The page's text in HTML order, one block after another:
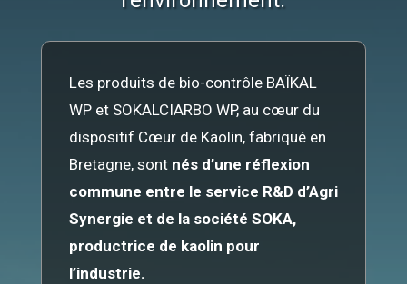
Les produits de bio-contrôle BAÏKAL
WP et SOKALCIARBO WP, au cœur du
dispositif Cœur de Kaolin, fabriqué en
Bretagne, sont nés d’une réflexion
commune entre le service R&D d’Agri
Synergie et de la société SOKA,
productrice de kaolin pour
l’industrie.